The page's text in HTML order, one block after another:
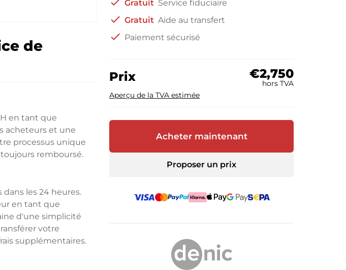
Gratuit Service fiduciaire
check Gratuit Aide au transfert
check Paiement sécurisé
Prix €2,750
hors TVA
Aperçu de la TVA estimée
Acheter maintenant
Proposer un prix
de
en tant que
acheteurs et une
processus unique
remboursé.
dans les 24 heures.
en tant que
d'une simplicité
votre
supplémentaires.